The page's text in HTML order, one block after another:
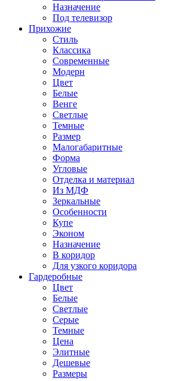
Назначение
Под телевизор
Прихожие
Стиль
Классика
Современные
Модерн
Цвет
Белые
Венге
Светлые
Темные
Размер
Малогабаритные
Форма
Угловые
Отделка и материал
Из МДФ
Зеркальные
Особенности
Купе
Эконом
Назначение
В коридор
Для узкого коридора
Гардеробные
Цвет
Белые
Светлые
Серые
Темные
Цена
Элитные
Дешевые
Размеры